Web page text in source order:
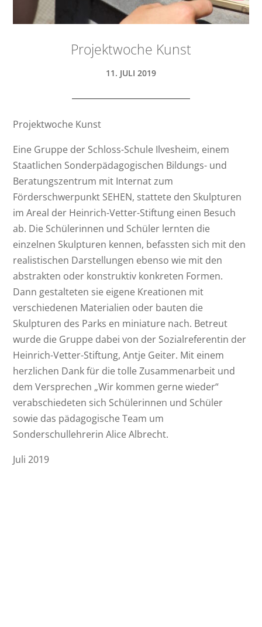
Projektwoche Kunst
11. JULI 2019
Projektwoche Kunst
Eine Gruppe der Schloss-Schule Ilvesheim, einem
Staatlichen Sonderpädagogischen Bildungs- und
Beratungszentrum mit Internat zum
Förderschwerpunkt SEHEN, stattete den Skulpturen
im Areal der Heinrich-Vetter-Stiftung einen Besuch
ab. Die Schülerinnen und Schüler lernten die
einzelnen Skulpturen kennen, befassten sich mit den
realistischen Darstellungen ebenso wie mit den
abstrakten oder konstruktiv konkreten Formen.
Dann gestalteten sie eigene Kreationen mit
verschiedenen Materialien oder bauten die
Skulpturen des Parks en miniature nach. Betreut
wurde die Gruppe dabei von der Sozialreferentin der
Heinrich-Vetter-Stiftung, Antje Geiter. Mit einem
herzlichen Dank für die tolle Zusammenarbeit und
dem Versprechen „Wir kommen gerne wieder“
verabschiedeten sich Schülerinnen und Schüler
sowie das pädagogische Team um
Sonderschullehrerin Alice Albrecht.
Juli 2019